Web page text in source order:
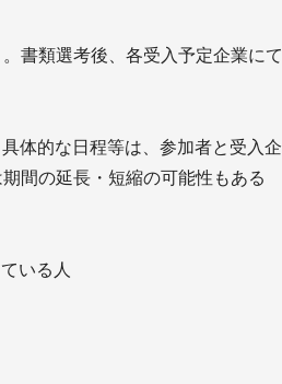
書類選考後、各受入予定企業にて
体的な日程等は、参加者と受入企
間の延長・短縮の可能性もある
いる人